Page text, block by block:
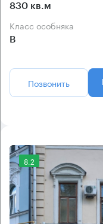
830 кв.м
Класс особняка
B
Позвонить
8.2